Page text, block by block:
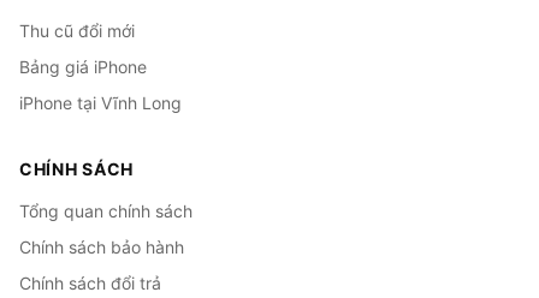
Thu cũ đổi mới
Bảng giá iPhone
iPhone tại Vĩnh Long
CHÍNH SÁCH
Tổng quan chính sách
Chính sách bảo hành
Chính sách đổi trả